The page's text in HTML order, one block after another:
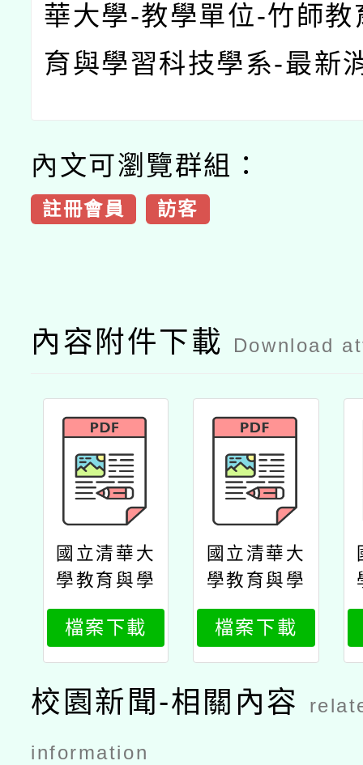
華大學-教學單位-竹師教
育與學習科技學系-最新
內文可瀏覽群組：
註冊會員 訪客
內容附件下載 Download
國立清華大
學教育與學
習科技學系
領導與評鑑
中心，辦理
「114年中
小學教育菁
英專業培育
檔案下載
國立清華大
學教育與學
習科技學系
領導與評鑑
中心，辦理
「114年中
小學教育菁
檔案下載
校園新聞-相關內容
information